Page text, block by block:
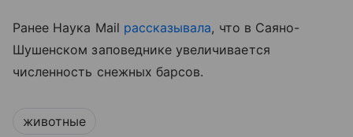
Ранее Наука Mail рассказывала, что в Саяно-
Шушенском заповеднике увеличивается
численность снежных барсов.
животные